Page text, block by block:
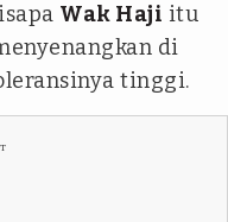
Wak Haji itu
di
tinggi.